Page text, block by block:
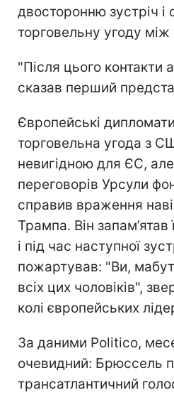
двосторонню зустріч і
торговельну угоду
"Після цього контакти
сказав перший
Європейські
торговельна угода з
невигідною для ЄС,
переговорів Урсули
справив враження
Трампа. Він
і під час наступної
пожартував: "Ви,
всіх цих чоловіків",
колі європейських
За даними Politico,
очевидний: Брюссель
трансатлантичний